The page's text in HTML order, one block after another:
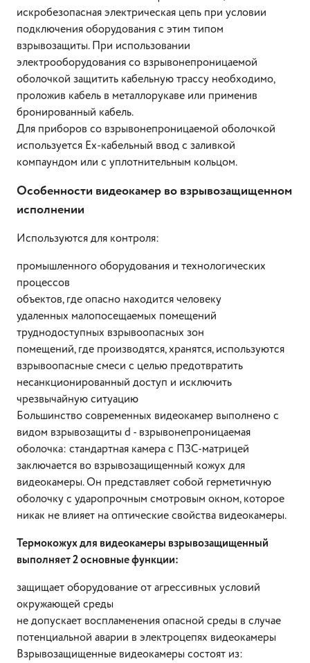
искробезопасная электрическая цепь при условии
подключения оборудования с этим типом
взрывозащиты. При использовании
электрооборудования со взрывонепроницаемой
оболочкой защитить кабельную трассу необходимо,
проложив кабель в металлорукаве или применив
бронированный кабель.
Для приборов со взрывонепроницаемой оболочкой
используется Ex-кабельный ввод c заливкой
компаундом или с уплотнительным кольцом.
Особенности видеокамер во взрывозащищенном
исполнении
Используются для контроля:
промышленного оборудования и технологических
процессов
объектов, где опасно находится человеку
удаленных малопосещаемых помещений
труднодоступных взрывоопасных зон
помещений, где производятся, хранятся, используются
взрывоопасные смеси с целью предотвратить
несанкционированный доступ и исключить
чрезвычайную ситуацию
Большинство современных видеокамер выполнено с
видом взрывозащиты d - взрывонепроницаемая
оболочка: стандартная камера с ПЗС-матрицей
заключается во взрывозащищенный кожух для
видеокамеры. Он представляет собой герметичную
оболочку с ударопрочным смотровым окном, которое
никак не влияет на оптические свойства видеокамеры.
Термокожух для видеокамеры взрывозащищенный
выполняет 2 основные функции:
защищает оборудование от агрессивных условий
окружающей среды
не допускает воспламенения опасной среды в случае
потенциальной аварии в электроцепях видеокамеры
Взрывозащищенные видеокамеры состоят из: